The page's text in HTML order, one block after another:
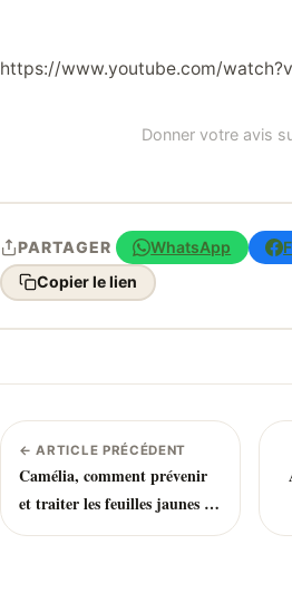
https://www.youtube.com/
Donner votre avis
PARTAGER WhatsApp
Copier le lien
← ARTICLE PRÉCÉDENT
Camélia, comment prévenir
et traiter les feuilles jaunes et
la perte de fleurs ?